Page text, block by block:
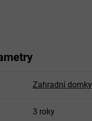
Zahradní domky
3 roky